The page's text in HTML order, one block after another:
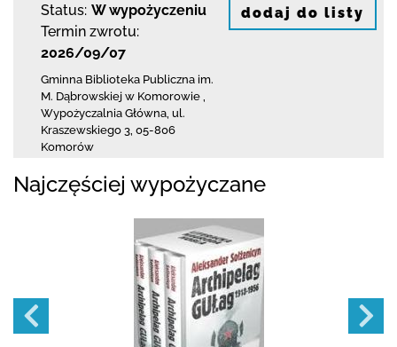
Status: W wypożyczeniu
Termin zwrotu:
2026/09/07
Gminna Biblioteka Publiczna im.
M. Dąbrowskiej w Komorowie
Wypożyczalnia Główna, ul.
Kraszewskiego 3 05-806
Komorów
dodaj do listy
Najczęściej wypożyczane